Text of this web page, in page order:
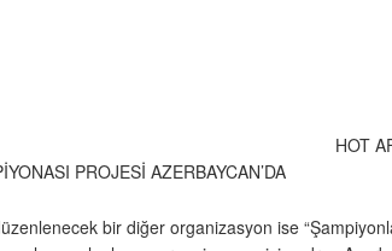
HOT
PROJESİ AZERBAYCAN’DA
bir diğer organizasyon ise